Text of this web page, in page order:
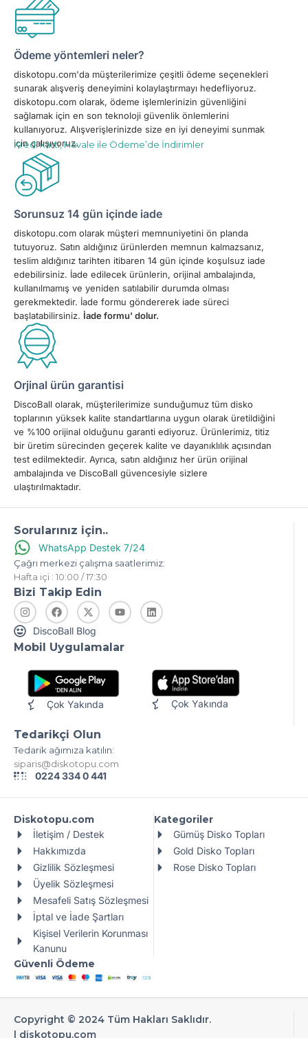
Ödeme yöntemleri neler?
diskotopu.com'da müşterilerimize çeşitli ödeme seçenekleri
sunarak alışveriş deneyimini kolaylaştırmayı hedefliyoruz.
diskotopu.com olarak, ödeme işlemlerinizin güvenliğini
sağlamak için en son teknoloji güvenlik önlemlerini
kullanıyoruz. Alışverişlerinizde size en iyi deneyimi sunmak
için çalışıyoruz.
Kredi kartı, Havale ile Ödeme’de İndirimler
Sorunsuz 14 gün içinde iade
diskotopu.com olarak müşteri memnuniyetini ön planda
tutuyoruz. Satın aldığınız ürünlerden memnun kalmazsanız,
teslim aldığınız tarihten itibaren 14 gün içinde koşulsuz iade
edebilirsiniz. İade edilecek ürünlerin, orijinal ambalajında,
kullanılmamış ve yeniden satılabilir durumda olması
gerekmektedir. İade formu göndererek iade süreci
başlatabilirsiniz. İade formu' dolur.
Orjinal ürün garantisi
DiscoBall olarak, müşterilerimize sunduğumuz tüm disko
toplarının yüksek kalite standartlarına uygun olarak üretildiğini
ve %100 orijinal olduğunu garanti ediyoruz. Ürünlerimiz, titiz
bir üretim sürecinden geçerek kalite ve dayanıklılık açısından
test edilmektedir. Ayrıca, satın aldığınız her ürün orijinal
ambalajında ve DiscoBall güvencesiyle sizlere
ulaştırılmaktadır.
Sorularınız için..
WhatsApp Destek 7/24
Çağrı merkezi çalışma saatlerimiz:
Hafta içi : 10:00 / 17:30
Bizi Takip Edin
DiscoBall Blog
Mobil Uygulamalar
Çok Yakında Çok Yakında
Tedarikçi Olun
Tedarik ağımıza katılın:
siparis@diskotopu.com
0224 334 0 441
Diskotopu.com
İletişim / Destek
Hakkımızda
Gizlilik Sözleşmesi
Üyelik Sözleşmesi
Mesafeli Satış Sözleşmesi
İptal ve İade Şartları
Kişisel Verilerin Korunması
Kanunu
Kategoriler
Gümüş Disko Topları
Gold Disko Topları
Rose Disko Topları
Güvenli Ödeme
Copyright © 2024 Tüm Hakları Saklıdır.
| diskotopu.com